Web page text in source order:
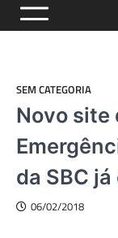
SEM CATEGORIA
Novo site
da SBC
06/02/2018